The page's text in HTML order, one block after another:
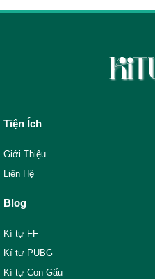
Tiện Ích
Giới Thiệu
Liên Hệ
Blog
Kí tự FF
Kí tự PUBG
Kí tự Con Gấu